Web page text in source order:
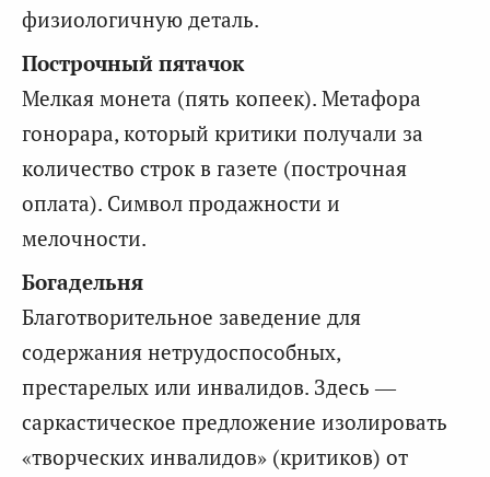
физиологичную деталь.
Построчный пятачок
Мелкая монета (пять копеек). Метафора
гонорара, который критики получали за
количество строк в газете (построчная
оплата). Символ продажности и
мелочности.
Богадельня
Благотворительное заведение для
содержания нетрудоспособных,
престарелых или инвалидов. Здесь —
саркастическое предложение изолировать
«творческих инвалидов» (критиков) от